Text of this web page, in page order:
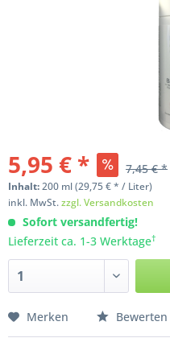
5,95 € * 7,45 € *
Inhalt:200 ml(29,75 € * / Liter)
inkl. MwSt.zzgl. Versandkosten
Sofort versandfertig!
Lieferzeit ca. 1-3 Werktage†
Merken Bewerten